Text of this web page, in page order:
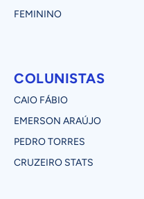
FEMININO
COLUNISTAS
CAIO FÁBIO
EMERSON ARAÚJO
PEDRO TORRES
CRUZEIRO STATS